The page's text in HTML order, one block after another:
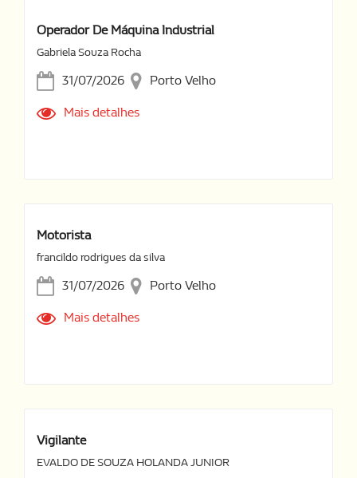
Operador De Máquina Industrial
Gabriela Souza Rocha
31/07/2026 Porto Velho
Mais detalhes
Motorista
francildo rodrigues da silva
31/07/2026 Porto Velho
Mais detalhes
Vigilante
EVALDO DE SOUZA HOLANDA JUNIOR